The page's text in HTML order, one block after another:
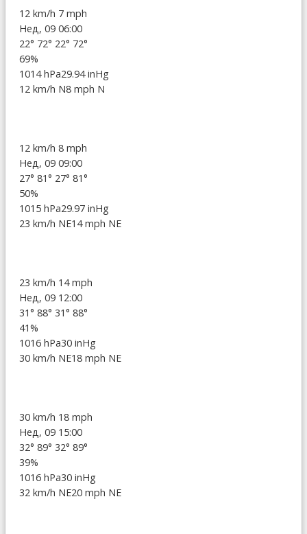
12 km/h 7 mph
Нед, 09 06:00
22° 72° 22° 72°
69%
1014 hPa29.94 inHg
12 km/h N8 mph N
12 km/h 8 mph
Нед, 09 09:00
27° 81° 27° 81°
50%
1015 hPa29.97 inHg
23 km/h NE14 mph NE
23 km/h 14 mph
Нед, 09 12:00
31° 88° 31° 88°
41%
1016 hPa30 inHg
30 km/h NE18 mph NE
30 km/h 18 mph
Нед, 09 15:00
32° 89° 32° 89°
39%
1016 hPa30 inHg
32 km/h NE20 mph NE